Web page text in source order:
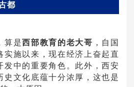
都
算是西部教育的老大哥 ，自国
实施以来，现在经济上奋起直
发中的重要角色。此外，西安
史文化底蕴十分浓厚，这也是